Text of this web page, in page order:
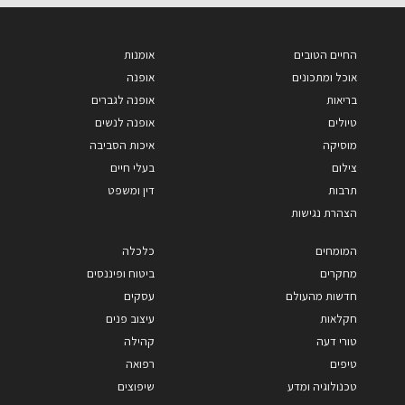
החיים הטובים
אוכל ומתכונים
בריאות
טיולים
מוסיקה
צילום
תרבות
הצהרת נגישות
אומנות
אופנה
אופנה לגברים
אופנה לנשים
איכות הסביבה
בעלי חיים
דין ומשפט
המומחים
מחקרים
חדשות מהעולם
חקלאות
טורי דעה
טיפים
טכנולוגיה ומדע
כלכלה
ביטוח ופיננסים
עסקים
עיצוב פנים
קהילה
רפואה
שיפוצים